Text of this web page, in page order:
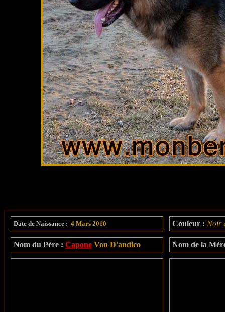
Date de Naissance : 4 Mars 2010 Couleur : Noir
Nom du Père : Capone Von D'andico Nom de la